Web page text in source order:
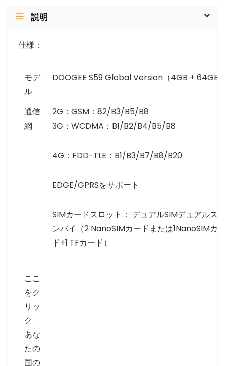
説明
仕様：
モデ
ル
DOOGEE S59 Global Version（4GB + 64GB
通信
網
2G：GSM：82/B3/B5/B8
3G：WCDMA：B1/B2/B4/B5/B8
4G：FDD-TLE：B1/B3/B7/B8/B20
EDGE/GPRSをサポート
SIMカードスロット： デュアルSIMデュアルス
ンバイ（2 NanoSIMカードまたは1NanoSIMカ
ド+1 TFカード）
ここ
をク
リッ
ク
あな
たの
国の